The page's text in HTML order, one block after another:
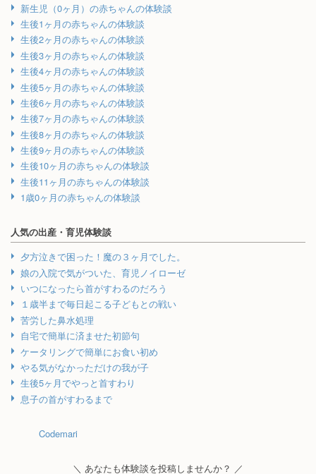
新生児（0ヶ月）の赤ちゃんの体験談
生後1ヶ月の赤ちゃんの体験談
生後2ヶ月の赤ちゃんの体験談
生後3ヶ月の赤ちゃんの体験談
生後4ヶ月の赤ちゃんの体験談
生後5ヶ月の赤ちゃんの体験談
生後6ヶ月の赤ちゃんの体験談
生後7ヶ月の赤ちゃんの体験談
生後8ヶ月の赤ちゃんの体験談
生後9ヶ月の赤ちゃんの体験談
生後10ヶ月の赤ちゃんの体験談
生後11ヶ月の赤ちゃんの体験談
1歳0ヶ月の赤ちゃんの体験談
人気の出産・育児体験談
夕方泣きで困った！魔の３ヶ月でした。
娘の入院で気がついた、育児ノイローゼ
いつになったら首がすわるのだろう
１歳半まで毎日起こる子どもとの戦い
苦労した鼻水処理
自宅で簡単に済ませた初節句
ケータリングで簡単にお食い初め
やる気がなかっただけの我が子
生後5ヶ月でやっと首すわり
息子の首がすわるまで
Codemari
＼ あなたも体験談を投稿しませんか？ ／